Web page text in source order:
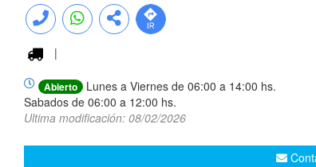
|
Abierto
Lunes a Viernes de 06:00 a 14:00 hs.
Sabados de 06:00 a 12:00 hs.
Ultima modificación: 08/02/2026